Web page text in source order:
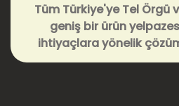
Tüm Türkiye'ye Tel Örgü
geniş bir ürün
ihtiyaçlara yönelik